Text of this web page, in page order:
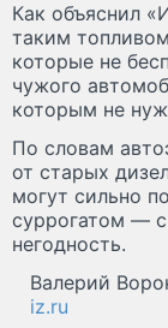
Как объяснил
таким
которые не
чужого
которым не
По словам
от старых
могут сильно
суррогатом —
негодность.
Валерий
iz.ru